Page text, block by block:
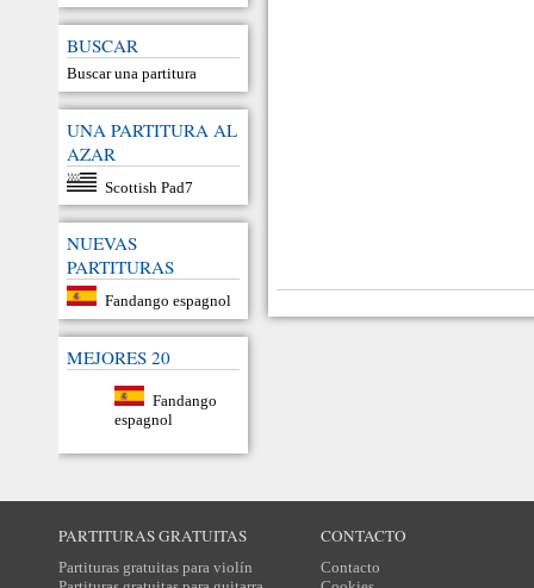
BUSCAR
Buscar una partitura
UNA PARTITURA AL
AZAR
Scottish Pad7
NUEVAS
PARTITURAS
Fandango espagnol
MEJORES 20
Fandango
espagnol
PARTITURAS GRATUITAS
Partituras gratuitas para violín
CONTACTO
Contacto